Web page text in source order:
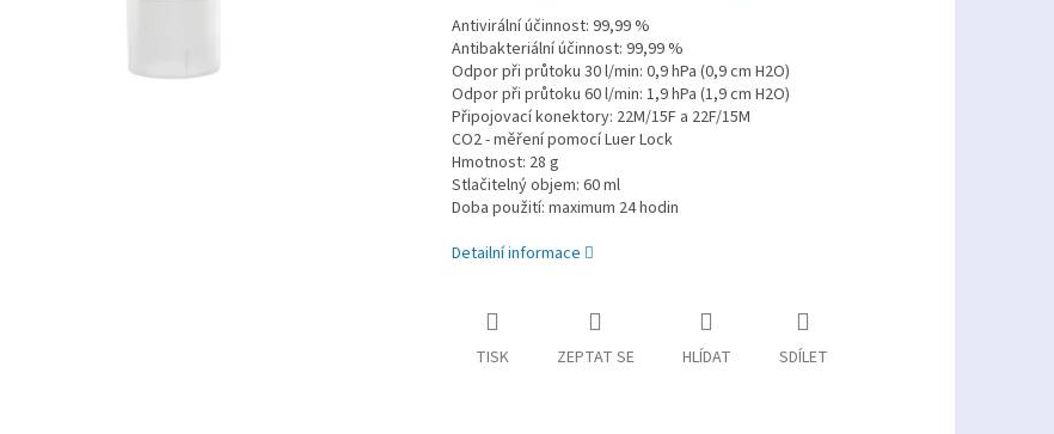
Antivirální účinnost: 99,99 %
Antibakteriální účinnost: 99,99 %
Odpor při průtoku 30 l/min: 0,9 hPa (0,9 cm H2O)
Odpor při průtoku 60 l/min: 1,9 hPa (1,9 cm H2O)
Připojovací konektory: 22M/15F a 22F/15M
CO2 - měření pomocí Luer Lock
Hmotnost: 28 g
Stlačitelný objem: 60 ml
Doba použití: maximum 24 hodin
Detailní informace
TISK ZEPTAT SE HLÍDAT SDÍLET